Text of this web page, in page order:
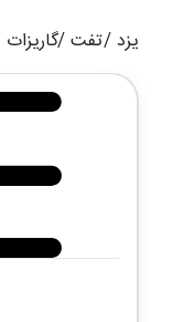
یزد /تفت /گاریزات